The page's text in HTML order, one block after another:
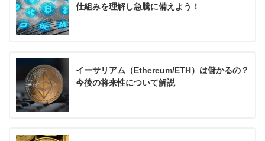
仕組みを理解し急騰に備えよう！
イーサリアム（Ethereum/ETH）は儲かるの？
今後の将来性について解説